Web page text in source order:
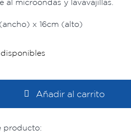
al microondas y lavavajillas.
x 16cm (alto)
agua
Añadir al carrito
producto: